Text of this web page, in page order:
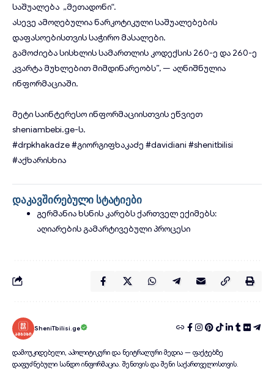
საშუალება „მეთადონი“.
ასევე ამოღებულია ნარკოტიკული საშუალებების
დაფასოებისთვის საჭირო მასალები.
გამოძიება სისხლის სამართლის კოდექსის 260-ე და 260-ე
კვარტა მუხლებით მიმდინარეობს”, — აღნიშნულია
ინფორმაციაში.
მეტი საინტერესო ინფორმაციისთვის ეწვიეთ
sheniambebi.ge-ს.
#drpkhakadze#გიორგიფხაკაძე #davidiani #shenitbilisi
#აქხარისხია
დაკავშირებული სტატიები
გერმანია ხსნის კარებს ქართველ ექიმებს:
აღიარების გამარტივებული პროცესი
SheniTbilisi.ge
დამოუკიდებელი, აპოლიტიკური და ნეიტრალური მედია — ფაქტებზე
დაფუძნებული სანდო ინფორმაცია. შენთვის და შენი საქართველოსთვის.